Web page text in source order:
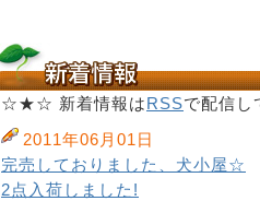
☆★☆ 新着情報はRSSで配信
2011年06月01日
完売しておりました、犬小屋☆
2点入荷しました!